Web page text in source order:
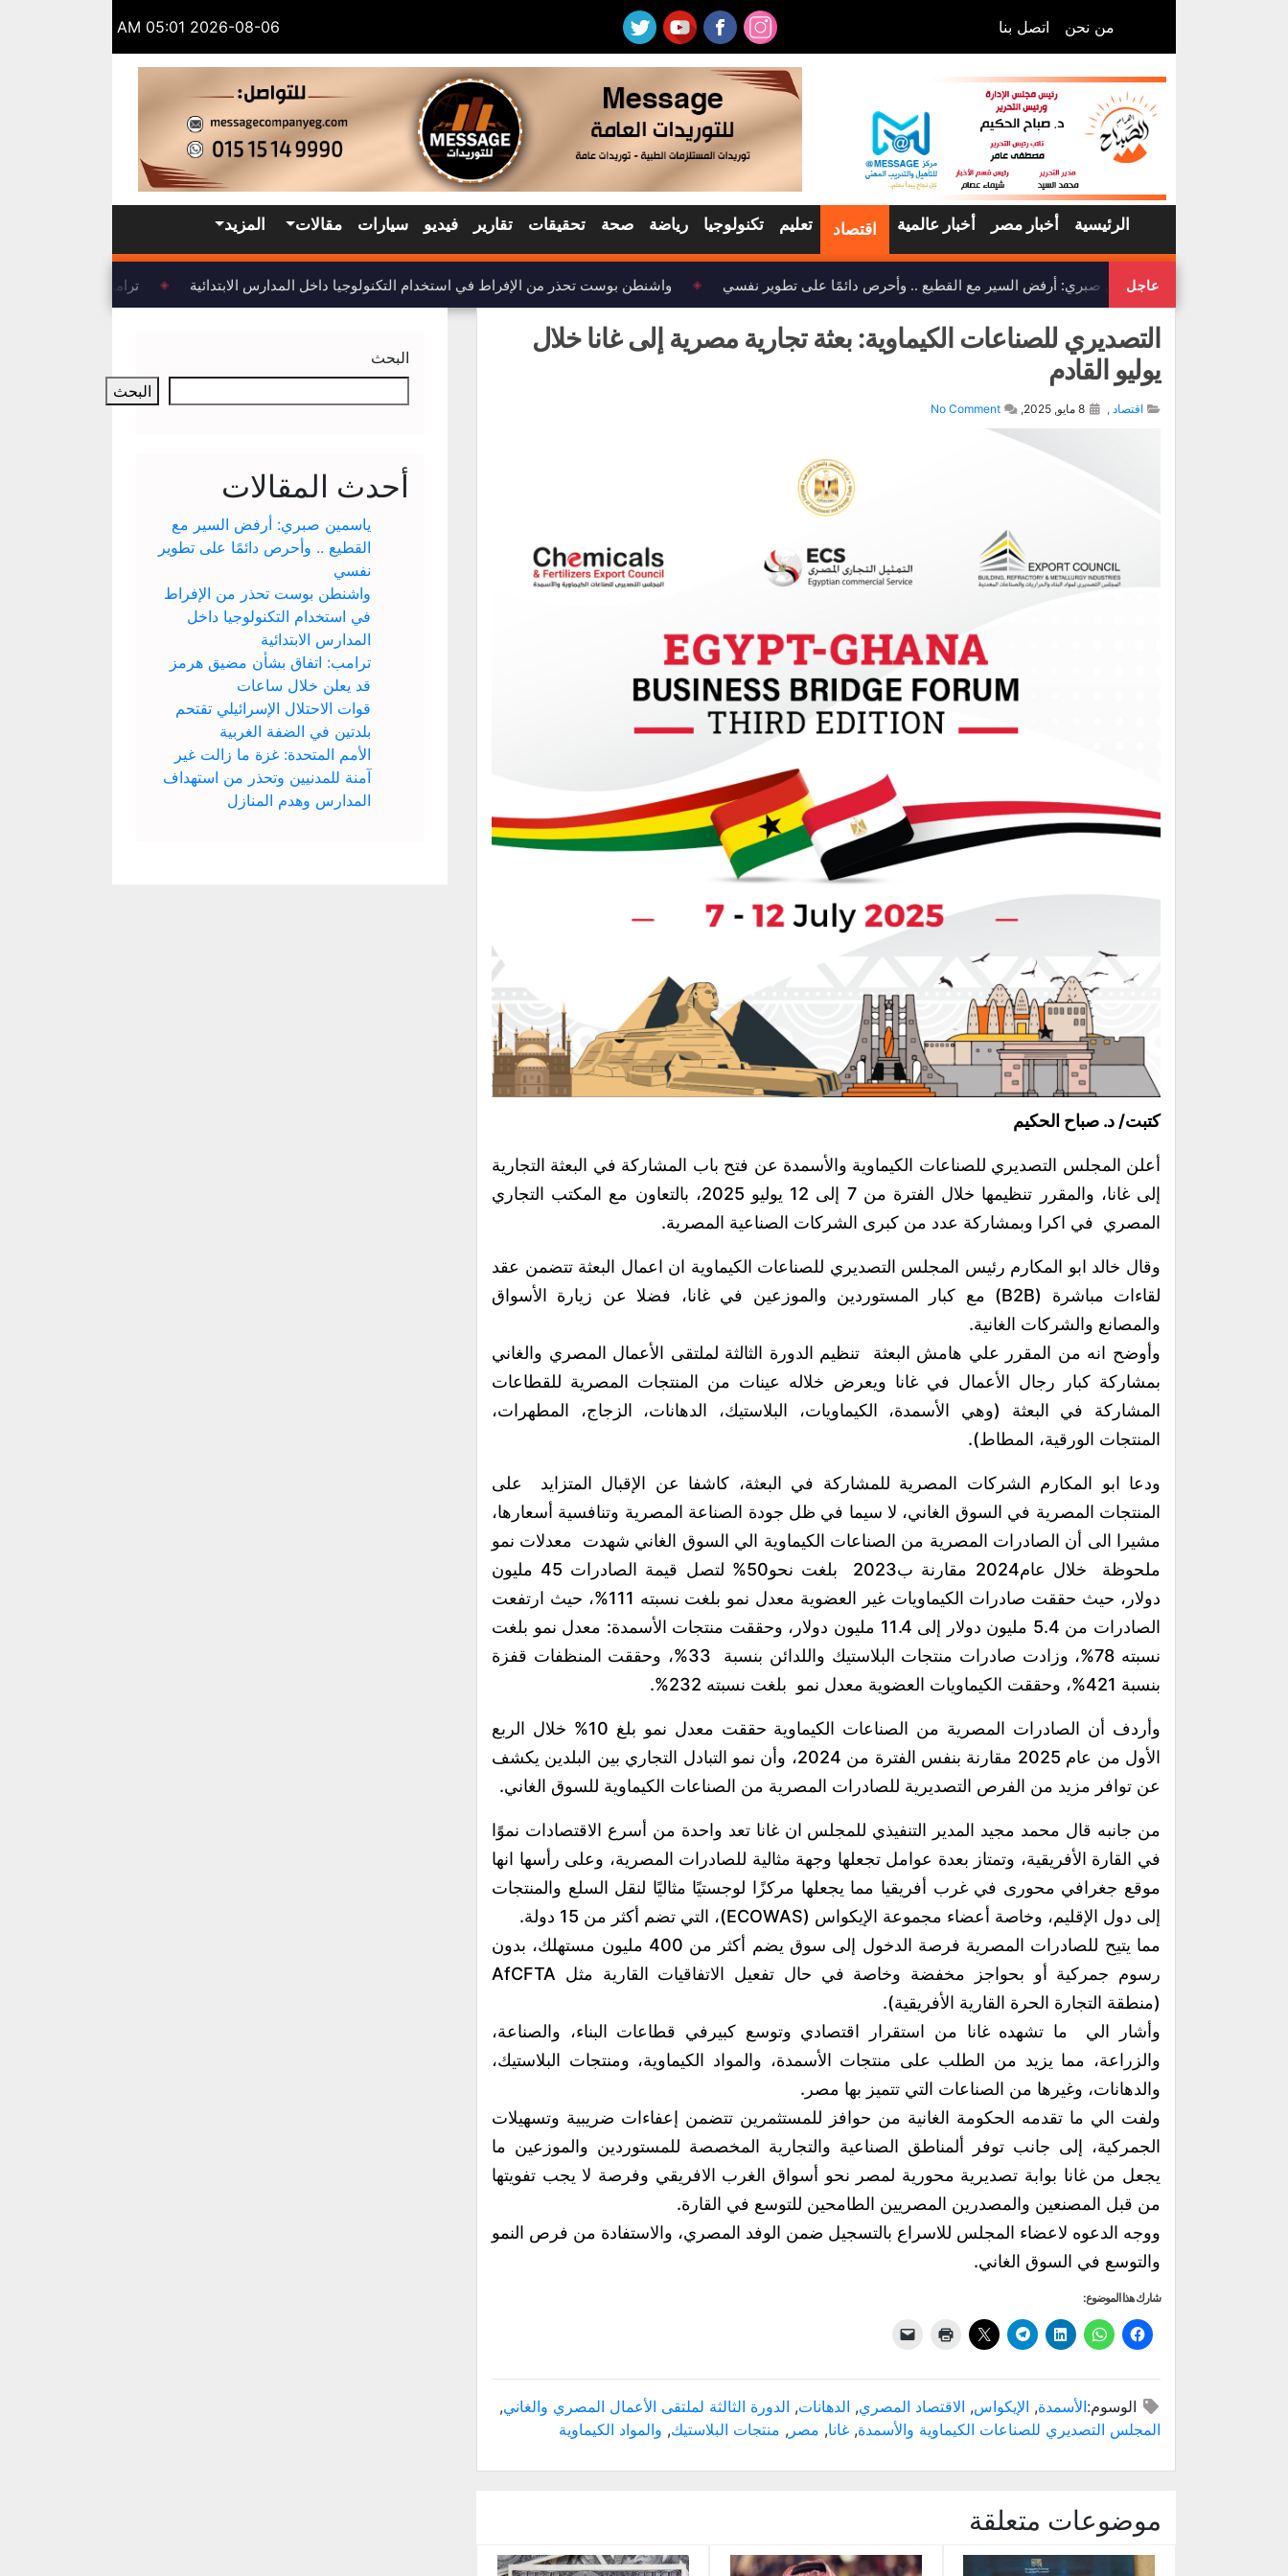
من نحن اتصل بنا 2026-08-06 05:01 AM
الرئيسية أخبار مصر أخبار عالمية اقتصاد تعليم تكنولوجيا رياضة صحة تحقيقات تقارير فيديو سيارات مقالات المزيد
عاجل
ياسمين صبري: أرفض السير مع القطيع .. وأحرص دائمًا على تطوير نفسي واشنطن بوست تحذر من الإفراط في استخدام التكنولوجيا داخل المدارس الابتدائية ترامب: اتفاق بشأن
التصديري للصناعات الكيماوية: بعثة تجارية مصرية إلى غانا خلال
يوليو القادم
اقتصاد ,
No Comment
كتبت/ د. صباح الحكيم
أعلن المجلس التصديري للصناعات الكيماوية والأسمدة عن فتح باب المشاركة في البعثة التجارية
إلى غانا، والمقرر تنظيمها خلال الفترة من 7 إلى 12 يوليو 2025، بالتعاون مع المكتب التجاري
المصري في اكرا وبمشاركة عدد من كبرى الشركات الصناعية المصرية.
وقال خالد ابو المكارم رئيس المجلس التصديري للصناعات الكيماوية ان اعمال البعثة تتضمن عقد
لقاءات مباشرة (B2B) مع كبار المستوردين والموزعين في غانا، فضلا عن زيارة الأسواق
والمصانع والشركات الغانية.
وأوضح انه من المقرر علي هامش البعثة تنظيم الدورة الثالثة لملتقى الأعمال المصري والغاني
بمشاركة كبار رجال الأعمال في غانا ويعرض خلاله عينات من المنتجات المصرية للقطاعات
المشاركة في البعثة (وهي الأسمدة، الكيماويات، البلاستيك، الدهانات، الزجاج، المطهرات،
المنتجات الورقية، المطاط).
ودعا ابو المكارم الشركات المصرية للمشاركة في البعثة، كاشفا عن الإقبال المتزايد على
المنتجات المصرية في السوق الغاني، لا سيما في ظل جودة الصناعة المصرية وتنافسية أسعارها،
مشيرا الى أن الصادرات المصرية من الصناعات الكيماوية الي السوق الغاني شهدت معدلات نمو
ملحوظة خلال عام2024 مقارنة ب2023 بلغت نحو50% لتصل قيمة الصادرات 45 مليون
دولار، حيث حققت صادرات الكيماويات غير العضوية معدل نمو بلغت نسبته 111%، حيث ارتفعت
الصادرات من 5.4 مليون دولار إلى 11.4 مليون دولار، وحققت منتجات الأسمدة: معدل نمو بلغت
نسبته 78%، وزادت صادرات منتجات البلاستيك واللدائن بنسبة 33%، وحققت المنظفات قفزة
بنسبة 421%، وحققت الكيماويات العضوية معدل نمو بلغت نسبته 232%.
وأردف أن الصادرات المصرية من الصناعات الكيماوية حققت معدل نمو بلغ 10% خلال الربع
الأول من عام 2025 مقارنة بنفس الفترة من 2024، وأن نمو التبادل التجاري بين البلدين يكشف
عن توافر مزيد من الفرص التصديرية للصادرات المصرية من الصناعات الكيماوية للسوق الغاني.
من جانبه قال محمد مجيد المدير التنفيذي للمجلس ان غانا تعد واحدة من أسرع الاقتصادات نموًا
في القارة الأفريقية، وتمتاز بعدة عوامل تجعلها وجهة مثالية للصادرات المصرية، وعلى رأسها انها
موقع جغرافي محورى في غرب أفريقيا مما يجعلها مركزًا لوجستيًا مثاليًا لنقل السلع والمنتجات
إلى دول الإقليم، وخاصة أعضاء مجموعة الإيكواس (ECOWAS)، التي تضم أكثر من 15 دولة.
مما يتيح للصادرات المصرية فرصة الدخول إلى سوق يضم أكثر من 400 مليون مستهلك، بدون
رسوم جمركية أو بحواجز مخفضة وخاصة في حال تفعيل الاتفاقيات القارية مثل AfCFTA
(منطقة التجارة الحرة القارية الأفريقية).
وأشار الي ما تشهده غانا من استقرار اقتصادي وتوسع كبيرفي قطاعات البناء، والصناعة،
والزراعة، مما يزيد من الطلب على منتجات الأسمدة، والمواد الكيماوية، ومنتجات البلاستيك،
والدهانات، وغيرها من الصناعات التي تتميز بها مصر.
ولفت الي ما تقدمه الحكومة الغانية من حوافز للمستثمرين تتضمن إعفاءات ضريبية وتسهيلات
الجمركية، إلى جانب توفر ألمناطق الصناعية والتجارية المخصصة للمستوردين والموزعين ما
يجعل من غانا بوابة تصديرية محورية لمصر نحو أسواق الغرب الافريقي وفرصة لا يجب تفويتها
من قبل المصنعين والمصدرين المصريين الطامحين للتوسع في القارة.
ووجه الدعوه لاعضاء المجلس للاسراع بالتسجيل ضمن الوفد المصري، والاستفادة من فرص النمو
والتوسع في السوق الغاني.
شارك هذا الموضوع:
الوسوم:الأسمدة, الإيكواس, الاقتصاد المصري, الدهانات, الدورة الثالثة لملتقى الأعمال المصري والغاني,
المجلس التصديري للصناعات الكيماوية والأسمدة, غانا, مصر , منتجات البلاستيك, والمواد الكيماوية
موضوعات متعلقة
البحث
البحث
أحدث المقالات
ياسمين صبري: أرفض السير مع
القطيع .. وأحرص دائمًا على تطوير
نفسي
واشنطن بوست تحذر من الإفراط
في استخدام التكنولوجيا داخل
المدارس الابتدائية
ترامب: اتفاق بشأن مضيق هرمز
قد يعلن خلال ساعات
قوات الاحتلال الإسرائيلي تقتحم
بلدتين في الضفة الغربية
الأمم المتحدة: غزة ما زالت غير
آمنة للمدنيين وتحذر من استهداف
المدارس وهدم المنازل